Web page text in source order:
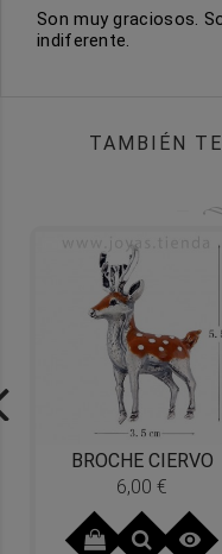
Son muy graciosos.
indiferente.
TAMBIÉN
BROCHE CIERVO
Precio
6,00 €
